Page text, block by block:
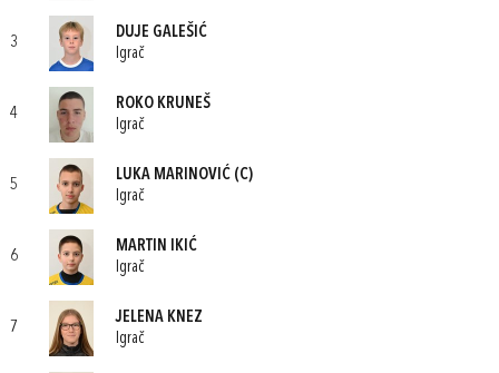
3
DUJE GALEŠIĆ
Igrač
4
ROKO KRUNEŠ
Igrač
5
LUKA MARINOVIĆ (C)
Igrač
6
MARTIN IKIĆ
Igrač
7
JELENA KNEZ
Igrač